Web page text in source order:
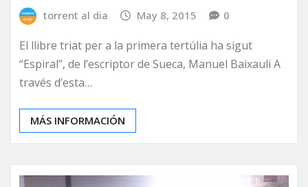
torrent al dia May 8, 2015 0
El llibre triat per a la primera tertúlia ha sigut
“Espiral”, de l’escriptor de Sueca, Manuel Baixauli ​A
través d’esta…
MÁS INFORMACIÓN